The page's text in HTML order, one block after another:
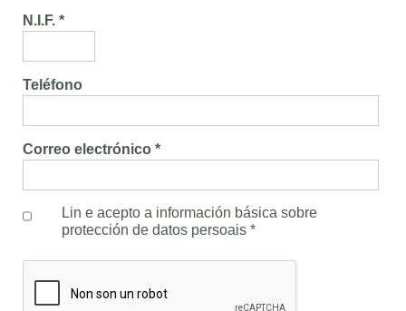
N.I.F. *
Teléfono
Correo electrónico *
Lin e acepto a información básica sobre
protección de datos persoais *